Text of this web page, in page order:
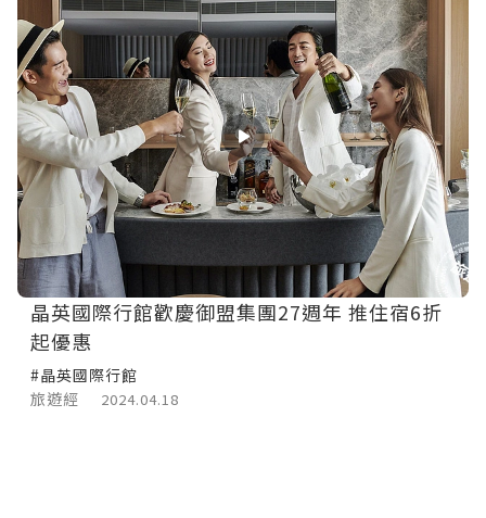
晶英國際行館歡慶御盟集團27週年 推住宿6折
起優惠
#晶英國際行館
旅遊經
2024.04.18